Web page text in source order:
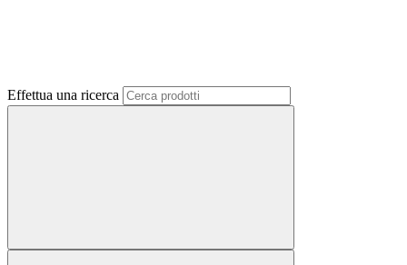
Effettua una ricerca